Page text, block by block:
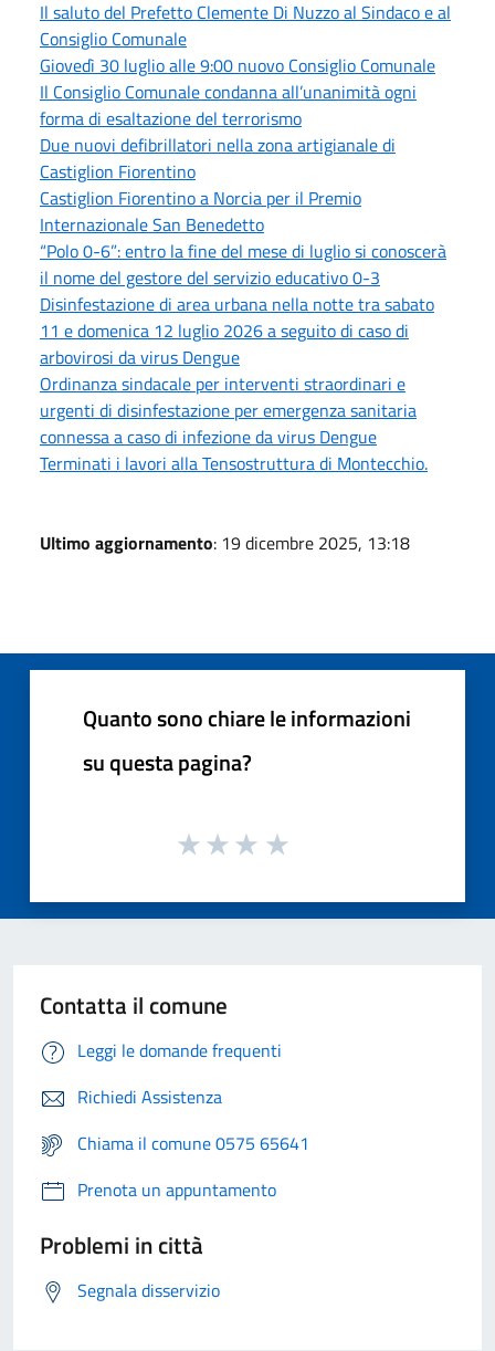
Il saluto del Prefetto Clemente Di Nuzzo al Sindaco e al
Consiglio Comunale
Giovedì 30 luglio alle 9:00 nuovo Consiglio Comunale
Il Consiglio Comunale condanna all’unanimità ogni
forma di esaltazione del terrorismo
Due nuovi defibrillatori nella zona artigianale di
Castiglion Fiorentino
Castiglion Fiorentino a Norcia per il Premio
Internazionale San Benedetto
“Polo 0-6”: entro la fine del mese di luglio si conoscerà
il nome del gestore del servizio educativo 0-3
Disinfestazione di area urbana nella notte tra sabato
11 e domenica 12 luglio 2026 a seguito di caso di
arbovirosi da virus Dengue
Ordinanza sindacale per interventi straordinari e
urgenti di disinfestazione per emergenza sanitaria
connessa a caso di infezione da virus Dengue
Terminati i lavori alla Tensostruttura di Montecchio.
Ultimo aggiornamento: 19 dicembre 2025, 13:18
Quanto sono chiare le informazioni
su questa pagina?
Contatta il comune
Leggi le domande frequenti
Richiedi Assistenza
Chiama il comune 0575 65641
Prenota un appuntamento
Problemi in città
Segnala disservizio